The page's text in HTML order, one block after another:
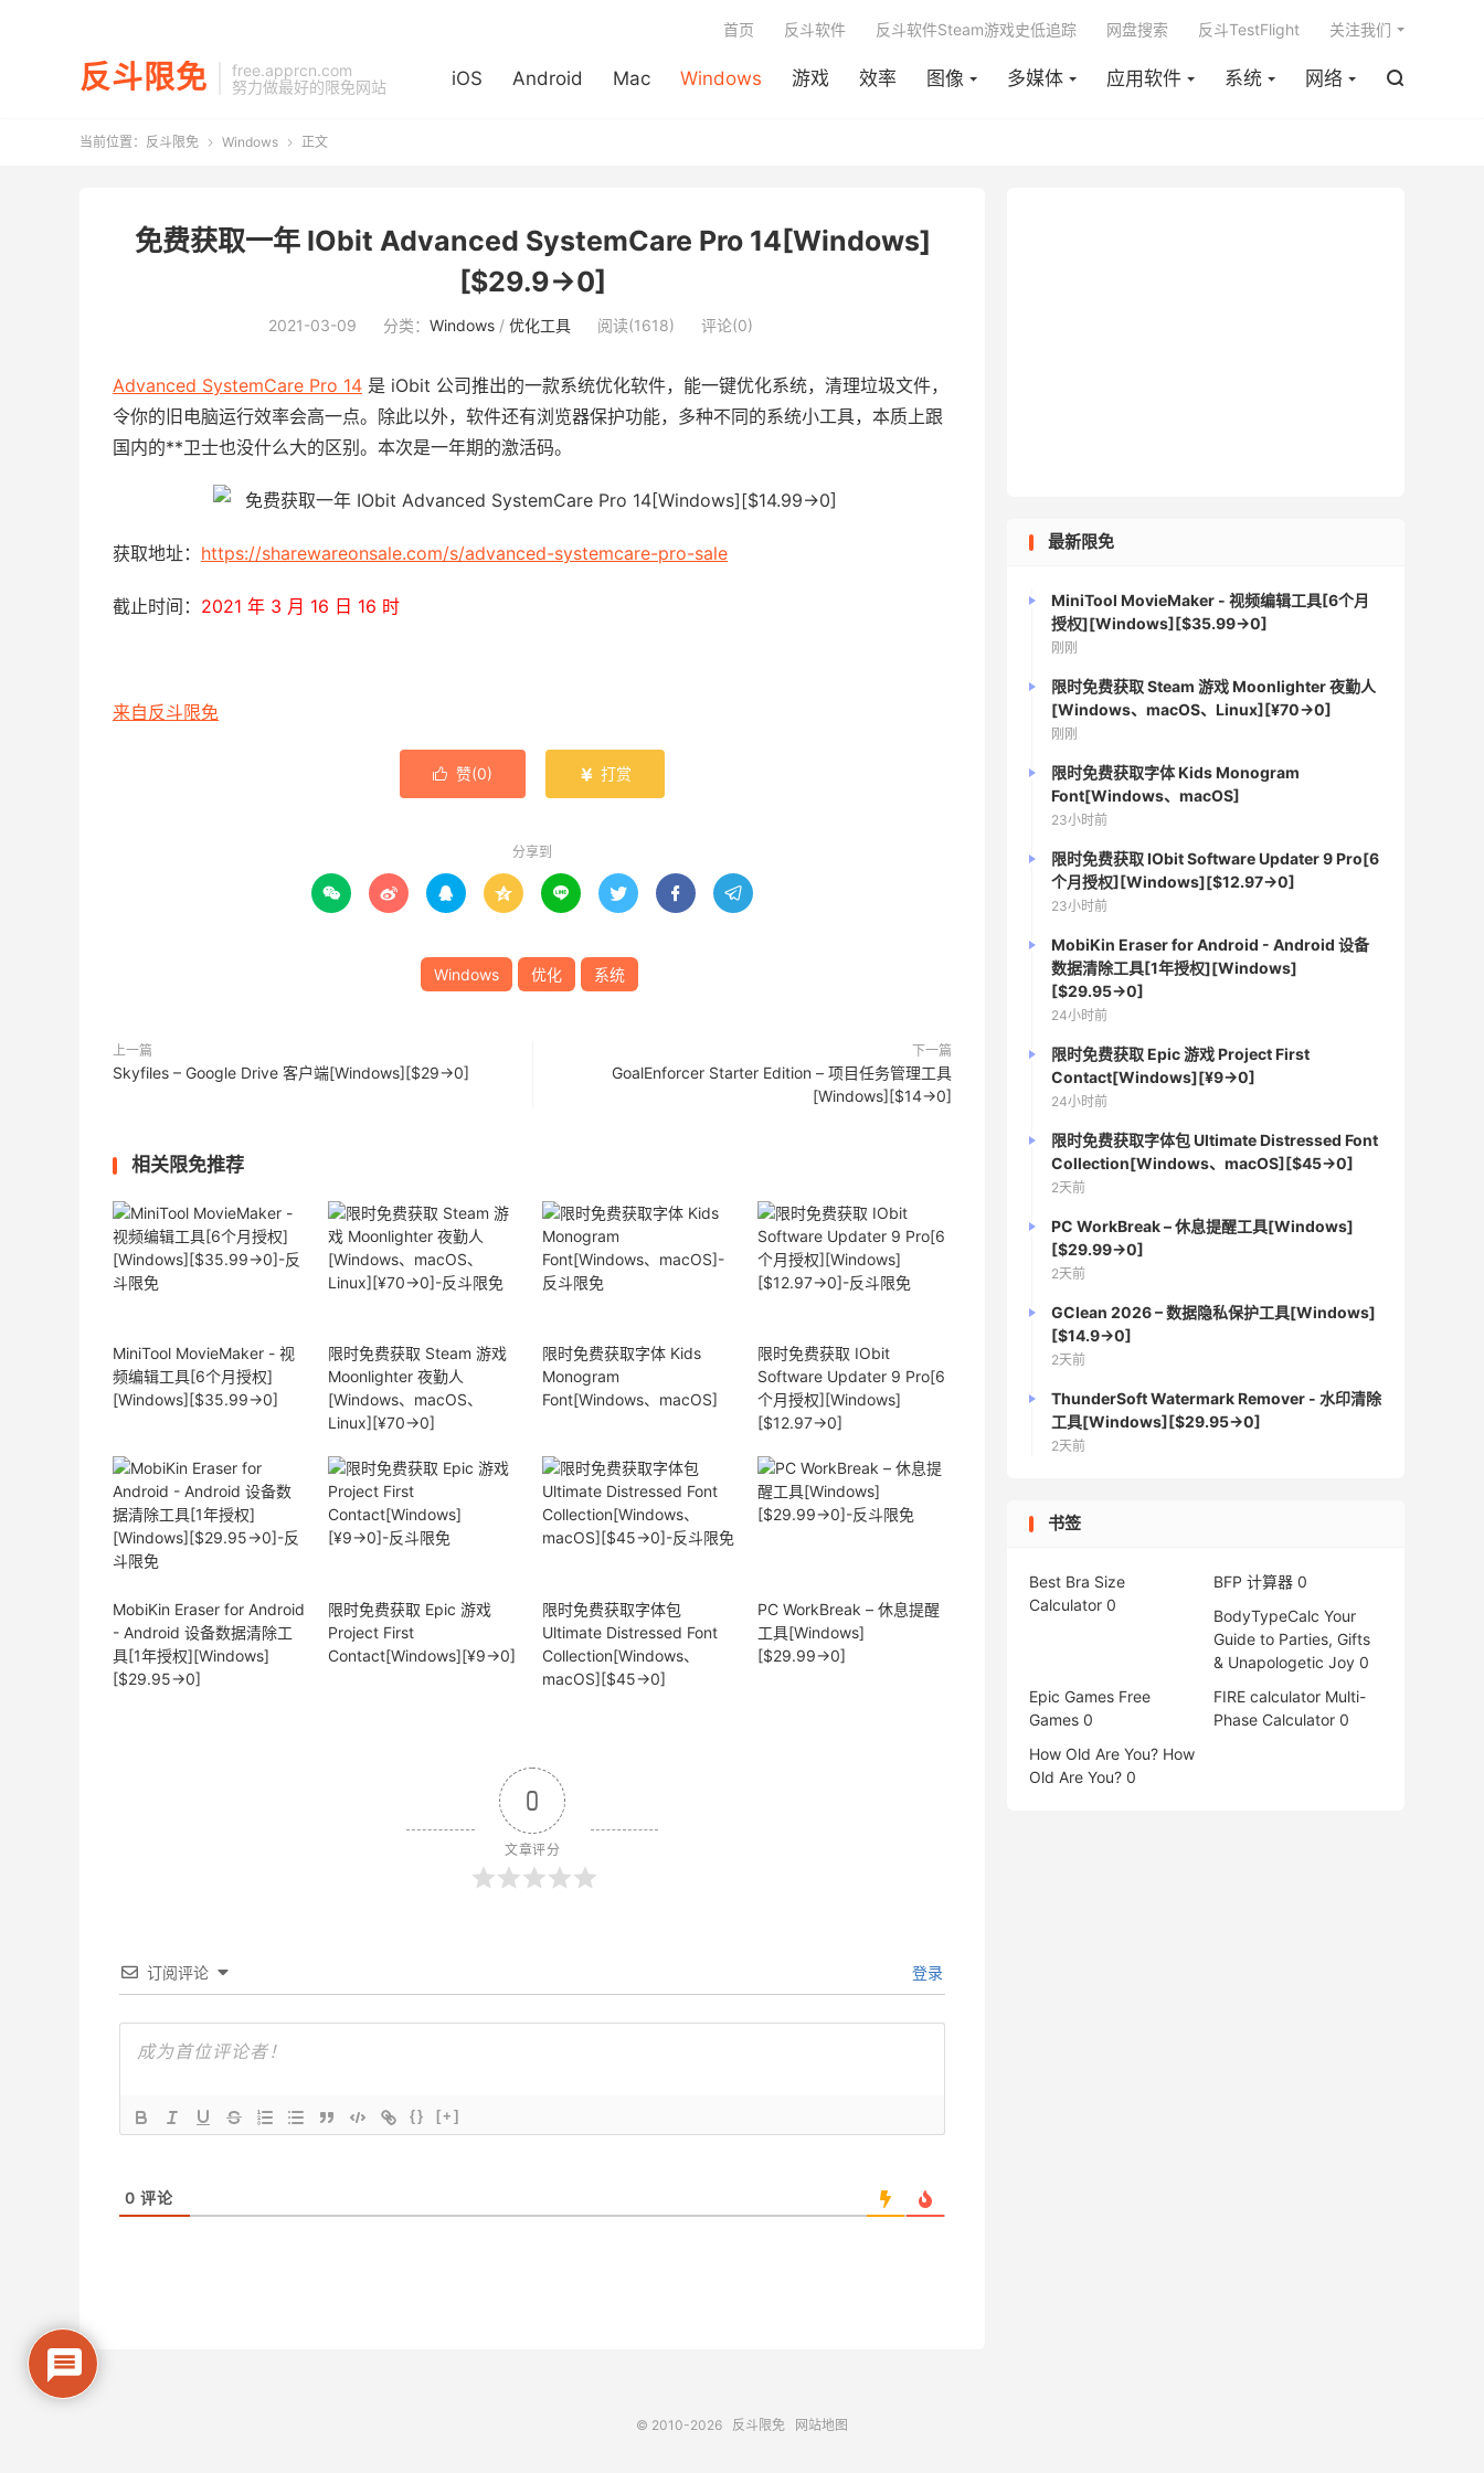
反斗限免
free.apprcn.com
努力做最好的限免网站
iOS Android Mac Windows 游戏 效率 图像 多媒体 应用软件 系统 网络 
首页 反斗软件 反斗软件Steam游戏史低追踪 网盘搜索 反斗TestFlight 关注我们
当前位置： 反斗限免  Windows  正文
免费获取一年 IObit Advanced SystemCare Pro 14[Windows]
[$29.9→0]
2021-03-09 分类： Windows/ 优化工具 阅读(1618) 评论(0)
Advanced SystemCare Pro 14 是 iObit 公司推出的一款系统优化软件，能一键优化系统，清理垃圾文件，
令你的旧电脑运行效率会高一点。除此以外，软件还有浏览器保护功能，多种不同的系统小工具，本质上跟
国内的**卫士也没什么大的区别。本次是一年期的激活码。
获取地址： https://sharewareonsale.com/s/advanced-systemcare-pro-sale
截止时间： 2021 年 3 月 16 日 16 时
来自反斗限免
 赞(0)  打赏
分享到
       
Windows 优化 系统
上一篇
Skyfiles – Google Drive 客户端[Windows][$29→0]
下一篇
GoalEnforcer Starter Edition – 项目任务管理工具
[Windows][$14→0]
相关限免推荐
MiniTool MovieMaker - 视
频编辑工具[6个月授权]
[Windows][$35.99→0]
限时免费获取 Steam 游戏
Moonlighter 夜勤人
[Windows、macOS、
Linux][¥70→0]
限时免费获取字体 Kids
Monogram
Font[Windows、macOS]
限时免费获取 IObit
Software Updater 9 Pro[6
个月授权][Windows]
[$12.97→0]
MobiKin Eraser for Android
- Android 设备数据清除工
具[1年授权][Windows]
[$29.95→0]
限时免费获取 Epic 游戏
Project First
Contact[Windows][¥9→0]
限时免费获取字体包
Ultimate Distressed Font
Collection[Windows、
macOS][$45→0]
PC WorkBreak – 休息提醒
工具[Windows]
[$29.99→0]
0
文章评分
订阅评论 登录
{} [+]
0 评论
最新限免
MiniTool MovieMaker - 视频编辑工具[6个月
授权][Windows][$35.99→0]
刚刚
限时免费获取 Steam 游戏 Moonlighter 夜勤人
[Windows、macOS、Linux][¥70→0]
刚刚
限时免费获取字体 Kids Monogram
Font[Windows、macOS]
23小时前
限时免费获取 IObit Software Updater 9 Pro[6
个月授权][Windows][$12.97→0]
23小时前
MobiKin Eraser for Android - Android 设备
数据清除工具[1年授权][Windows]
[$29.95→0]
24小时前
限时免费获取 Epic 游戏 Project First
Contact[Windows][¥9→0]
24小时前
限时免费获取字体包 Ultimate Distressed Font
Collection[Windows、macOS][$45→0]
2天前
PC WorkBreak – 休息提醒工具[Windows]
[$29.99→0]
2天前
GClean 2026 – 数据隐私保护工具[Windows]
[$14.9→0]
2天前
ThunderSoft Watermark Remover - 水印清除
工具[Windows][$29.95→0]
2天前
书签
Best Bra Size
Calculator 0
BFP 计算器 0
BodyTypeCalc Your
Guide to Parties, Gifts
& Unapologetic Joy 0
Epic Games Free
Games 0
FIRE calculator Multi-
Phase Calculator 0
How Old Are You? How
Old Are You? 0
© 2010-2026 反斗限免 网站地图